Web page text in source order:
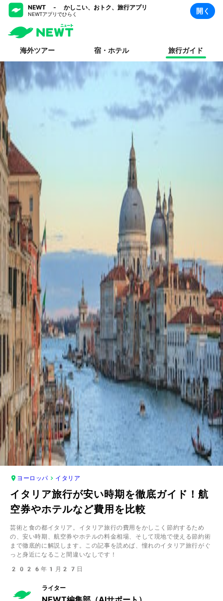
NEWT - かしこい、おトク、旅行アプリ
NEWTアプリでひらく 開く
海外ツアー 宿・ホテル 旅行ガイド
ヨーロッパ イタリア
イタリア旅行が安い時期を徹底ガイド！航
空券やホテルなど費用を比較
芸術と食の都イタリア。イタリア旅行の費用をかしこく節約するため
の、安い時期、航空券やホテルの料金相場、そして現地で使える節約術
まで徹底的に解説します。この記事を読めば、憧れのイタリア旅行がぐ
っと身近になること間違いなしです！
2026年1月27日
ライター